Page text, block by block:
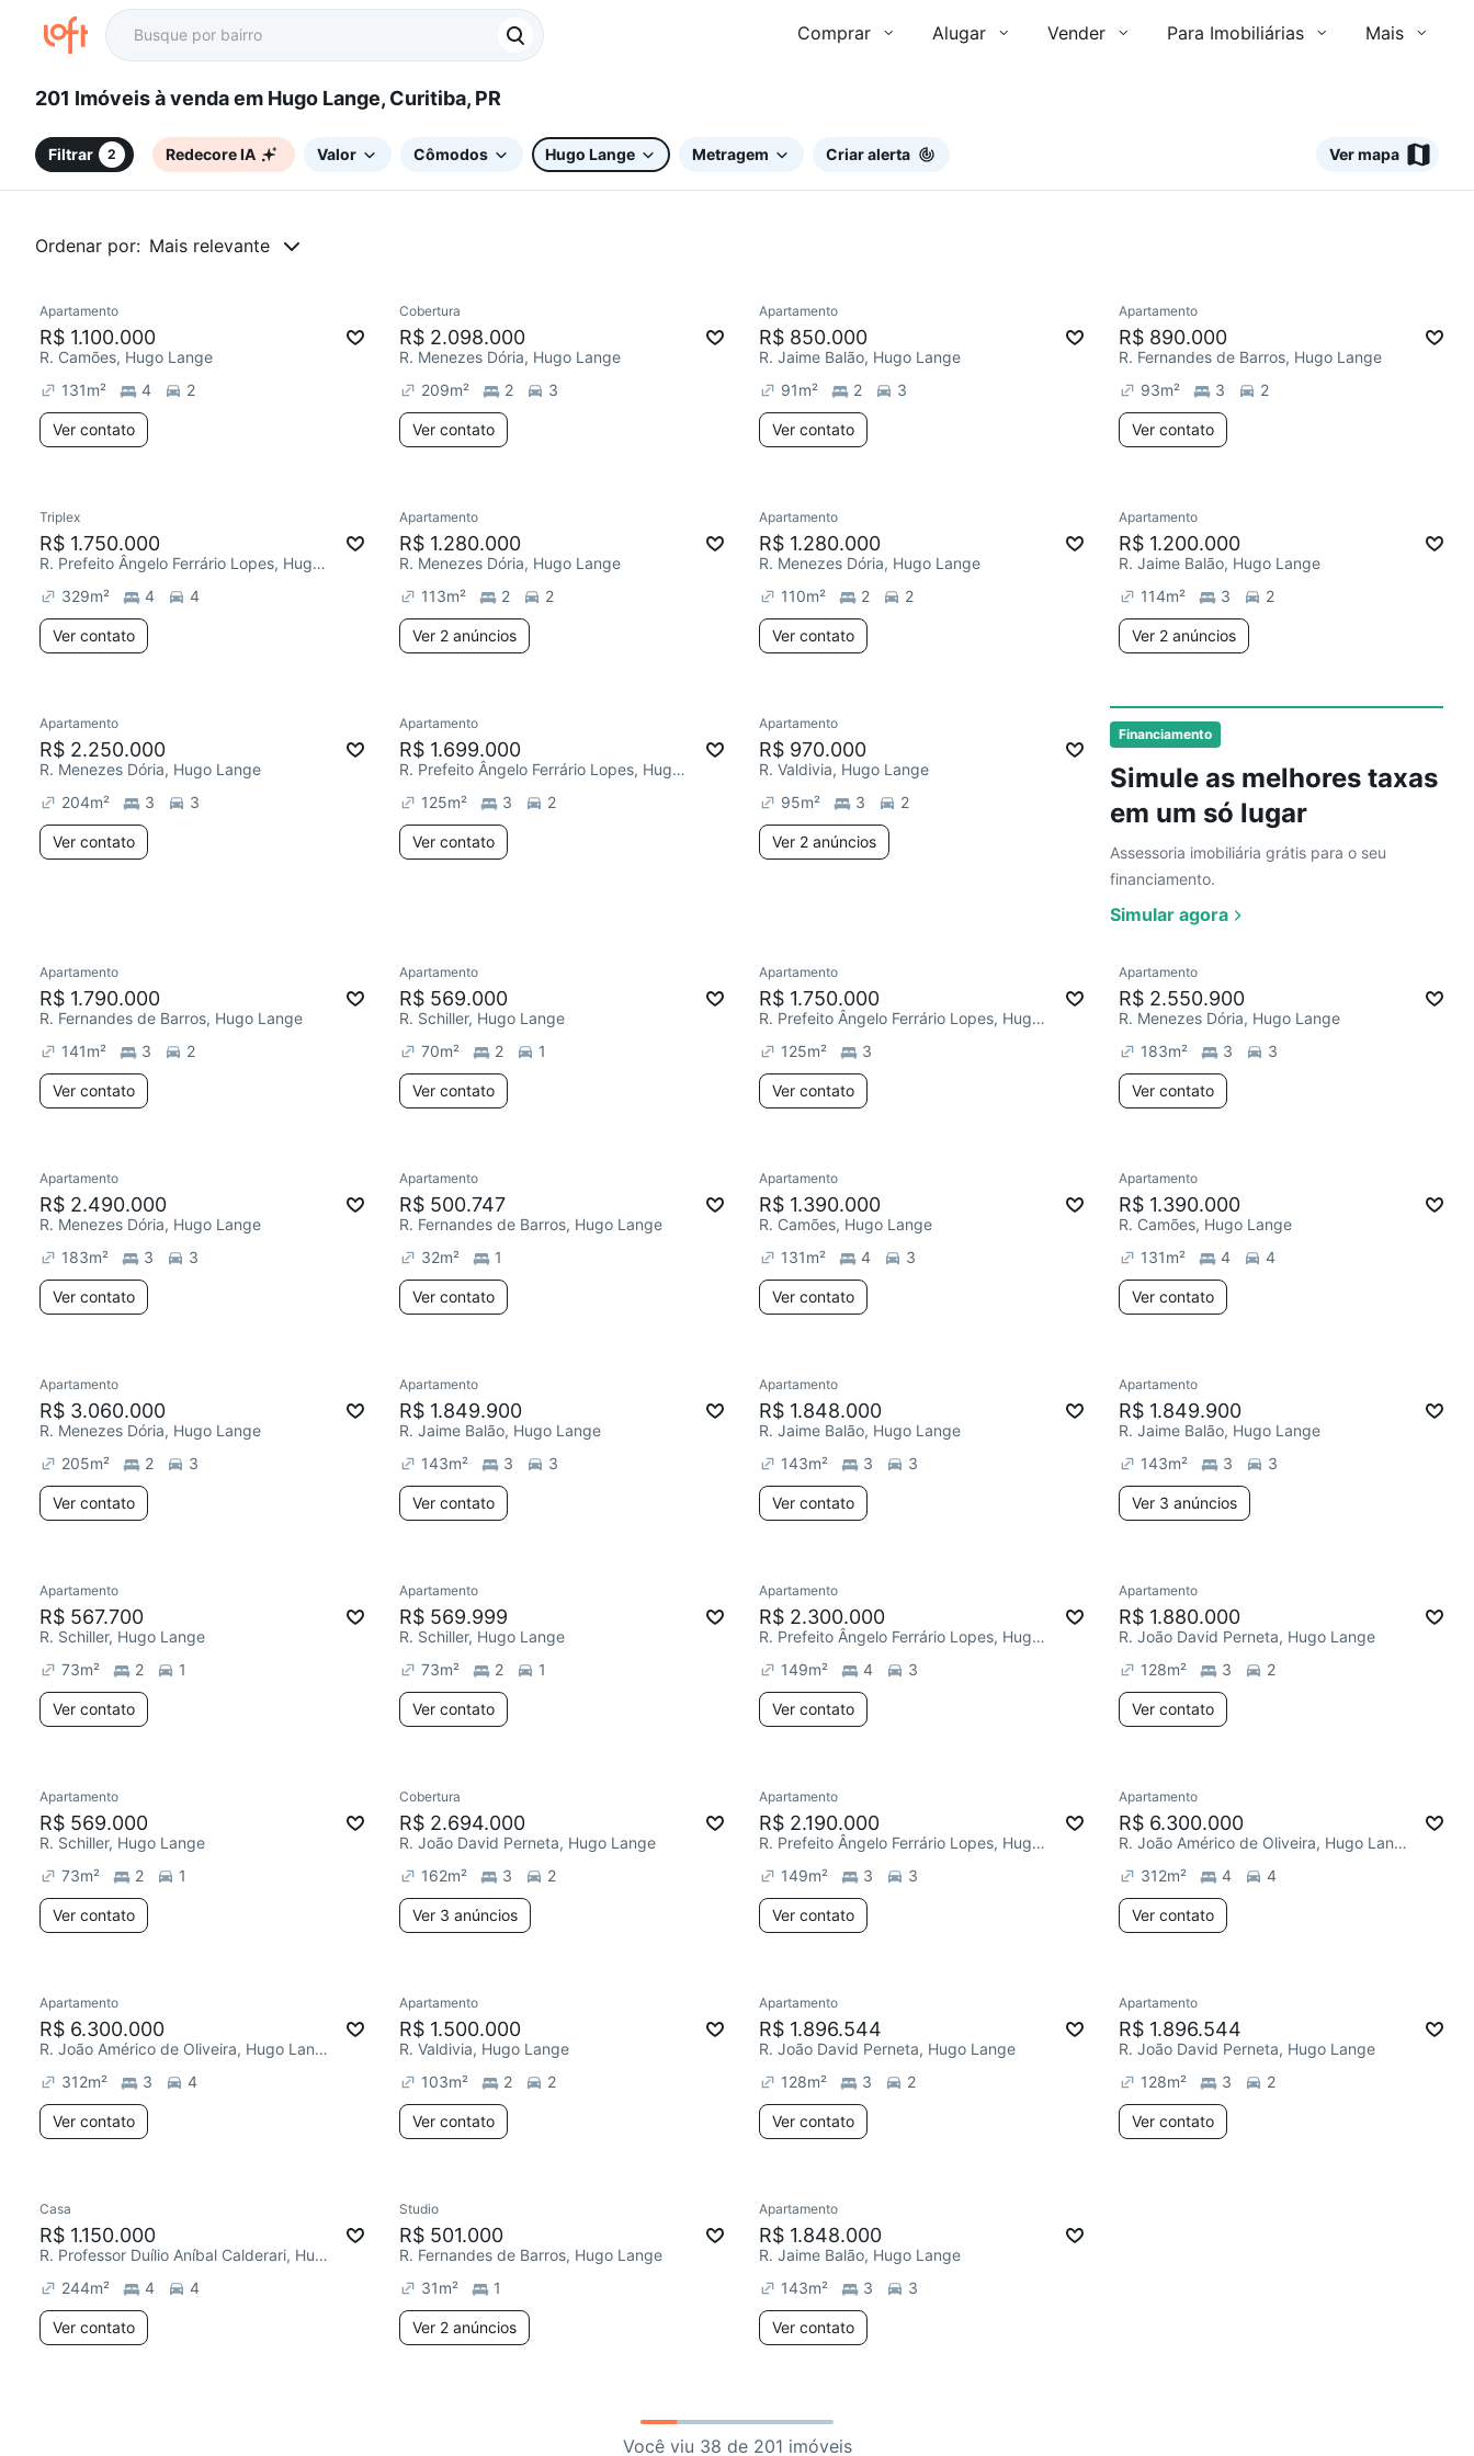
Comprar Alugar Vender Para Imobiliárias Mais
201 Imóveis à venda em Hugo Lange, Curitiba, PR
Filtrar 2 Redecore IA Valor Cômodos Hugo Lange Metragem Criar alerta Ver mapa
Ordenar por: Mais relevante
Financiamento
Simule as melhores taxas
em um só lugar
Assessoria imobiliária grátis para o seu
financiamento.
Simular agora
Redecorar
Apartamento
R$ 1.100.000
R. Camões, Hugo Lange
131m² 4 2
Ver contato
Redecorar
Cobertura
R$ 2.098.000
R. Menezes Dória, Hugo Lange
209m² 2 3
Ver contato
Redecorar
Apartamento
R$ 850.000
R. Jaime Balão, Hugo Lange
91m² 2 3
Ver contato
Redecorar
Apartamento
R$ 890.000
R. Fernandes de Barros, Hugo Lange
93m² 3 2
Ver contato
Triplex
R$ 1.750.000
R. Prefeito Ângelo Ferrário Lopes, Hugo Lange
329m² 4 4
Ver contato
Redecorar
Apartamento
R$ 1.280.000
R. Menezes Dória, Hugo Lange
113m² 2 2
Ver 2 anúncios
Redecorar
Apartamento
R$ 1.280.000
R. Menezes Dória, Hugo Lange
110m² 2 2
Ver contato
Redecorar
Apartamento
R$ 1.200.000
R. Jaime Balão, Hugo Lange
114m² 3 2
Ver 2 anúncios
Redecorar
Ver
Apartamento
R$ 2.250.000
R. Menezes Dória, Hugo Lange
204m² 3 3
Ver contato
Redecorar
Apartamento
R$ 1.699.000
R. Prefeito Ângelo Ferrário Lopes, Hugo Lange
125m² 3 2
Ver contato
Redecorar
Apartamento
R$ 970.000
R. Valdivia, Hugo Lange
95m² 3 2
Ver 2 anúncios
Apartamento
R$ 1.790.000
R. Fernandes de Barros, Hugo Lange
141m² 3 2
Ver contato
Apartamento
R$ 569.000
R. Schiller, Hugo Lange
70m² 2 1
Ver contato
Apartamento
R$ 1.750.000
R. Prefeito Ângelo Ferrário Lopes, Hugo Lange
125m² 3
Ver contato
Apartamento
R$ 2.550.900
R. Menezes Dória, Hugo Lange
183m² 3 3
Ver contato
Apartamento
R$ 2.490.000
R. Menezes Dória, Hugo Lange
183m² 3 3
Ver contato
Apartamento
R$ 500.747
R. Fernandes de Barros, Hugo Lange
32m² 1
Ver contato
Apartamento
R$ 1.390.000
R. Camões, Hugo Lange
131m² 4 3
Ver contato
Apartamento
R$ 1.390.000
R. Camões, Hugo Lange
131m² 4 4
Ver contato
Apartamento
R$ 3.060.000
R. Menezes Dória, Hugo Lange
205m² 2 3
Ver contato
Apartamento
R$ 1.849.900
R. Jaime Balão, Hugo Lange
143m² 3 3
Ver contato
Apartamento
R$ 1.848.000
R. Jaime Balão, Hugo Lange
143m² 3 3
Ver contato
Apartamento
R$ 1.849.900
R. Jaime Balão, Hugo Lange
143m² 3 3
Ver 3 anúncios
Apartamento
R$ 567.700
R. Schiller, Hugo Lange
73m² 2 1
Ver contato
Apartamento
R$ 569.999
R. Schiller, Hugo Lange
73m² 2 1
Ver contato
Apartamento
R$ 2.300.000
R. Prefeito Ângelo Ferrário Lopes, Hugo Lange
149m² 4 3
Ver contato
Apartamento
R$ 1.880.000
R. João David Perneta, Hugo Lange
128m² 3 2
Ver contato
Apartamento
R$ 569.000
R. Schiller, Hugo Lange
73m² 2 1
Ver contato
Cobertura
R$ 2.694.000
R. João David Perneta, Hugo Lange
162m² 3 2
Ver 3 anúncios
Apartamento
R$ 2.190.000
R. Prefeito Ângelo Ferrário Lopes, Hugo Lange
149m² 3 3
Ver contato
Apartamento
R$ 6.300.000
R. João Américo de Oliveira, Hugo Lange
312m² 4 4
Ver contato
Apartamento
R$ 6.300.000
R. João Américo de Oliveira, Hugo Lange
312m² 3 4
Ver contato
Apartamento
R$ 1.500.000
R. Valdivia, Hugo Lange
103m² 2 2
Ver contato
Apartamento
R$ 1.896.544
R. João David Perneta, Hugo Lange
128m² 3 2
Ver contato
Apartamento
R$ 1.896.544
R. João David Perneta, Hugo Lange
128m² 3 2
Ver contato
Casa
R$ 1.150.000
R. Professor Duílio Aníbal Calderari, Hugo Lange
244m² 4 4
Ver contato
Studio
R$ 501.000
R. Fernandes de Barros, Hugo Lange
31m² 1
Ver 2 anúncios
Apartamento
R$ 1.848.000
R. Jaime Balão, Hugo Lange
143m² 3 3
Ver contato
Você viu 38 de 201 imóveis